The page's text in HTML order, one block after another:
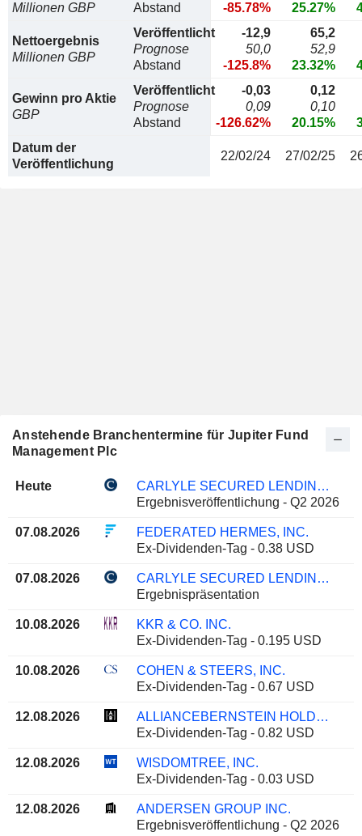
Millionen GBP
Abstand
-85.78%
25.27%
Nettoergebnis
Millionen GBP
Veröffentlicht
Prognose
Abstand
-12,9
50,0
-125.8%
65,2
52,9
23.32%
Gewinn pro Aktie
GBP
Veröffentlicht
Prognose
Abstand
-0,03
0,09
-126.62%
0,12
0,10
20.15%
Datum der
Veröffentlichung
22/02/24 27/02/25
Anstehende Branchentermine für Jupiter Fund
Management Plc
Heute
CARLYLE SECURED LENDING, INC.
Ergebnisveröffentlichung - Q2 2026
07.08.2026
FEDERATED HERMES, INC.
Ex-Dividenden-Tag - 0.38 USD
07.08.2026
CARLYLE SECURED LENDING, INC.
Ergebnispräsentation
10.08.2026
KKR & CO. INC.
Ex-Dividenden-Tag - 0.195 USD
10.08.2026
COHEN & STEERS, INC.
Ex-Dividenden-Tag - 0.67 USD
12.08.2026
ALLIANCEBERNSTEIN HOLDING L.P.
Ex-Dividenden-Tag - 0.82 USD
12.08.2026
WISDOMTREE, INC.
Ex-Dividenden-Tag - 0.03 USD
12.08.2026
ANDERSEN GROUP INC.
Ergebnisveröffentlichung - Q2 2026